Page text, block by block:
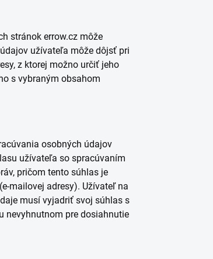
stránok errow.cz môže
užívateľa môže dôjsť pri
z ktorej možno určiť jeho
s vybraným obsahom
osobných údajov
užívateľa so spracúvaním
pričom tento súhlas je
mailovej adresy). Užívateľ na
musí vyjadriť svoj súhlas s
nevyhnutnom pre dosiahnutie